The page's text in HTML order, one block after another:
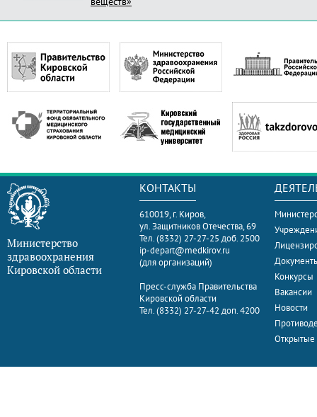
Министерство
здравоохранения
Кировской области
КОНТАКТЫ
610019, г. Киров,
ул. Защитников Отечества, 69
Тел. (8332) 27-27-25 доб. 2500
ip-depart@medkirov.ru
(для организаций)
Пресс-служба Правительства
Кировской области
Тел. (8332) 27-27-42 доп. 4200
Конкурсы
Вакансии
Новости